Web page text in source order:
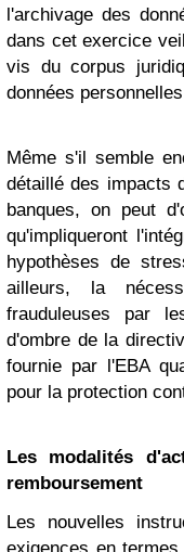
l'archivage des
dans cet exercice
vis du corpus
données
Même s'il semble
détaillé des impacts
banques, on peut
qu'impliqueront
hypothèses de
ailleurs, la
frauduleuses par
d'ombre de la
fournie par l'EBA
pour la protection
Les modalités
remboursement
Les nouvelles